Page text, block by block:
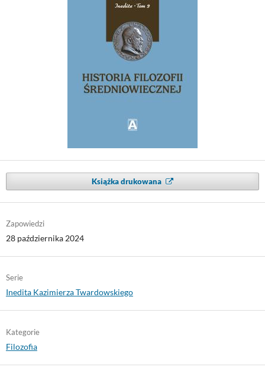
Książka drukowana
Zapowiedzi
28 października 2024
Serie
Inedita Kazimierza Twardowskiego
Kategorie
Filozofia